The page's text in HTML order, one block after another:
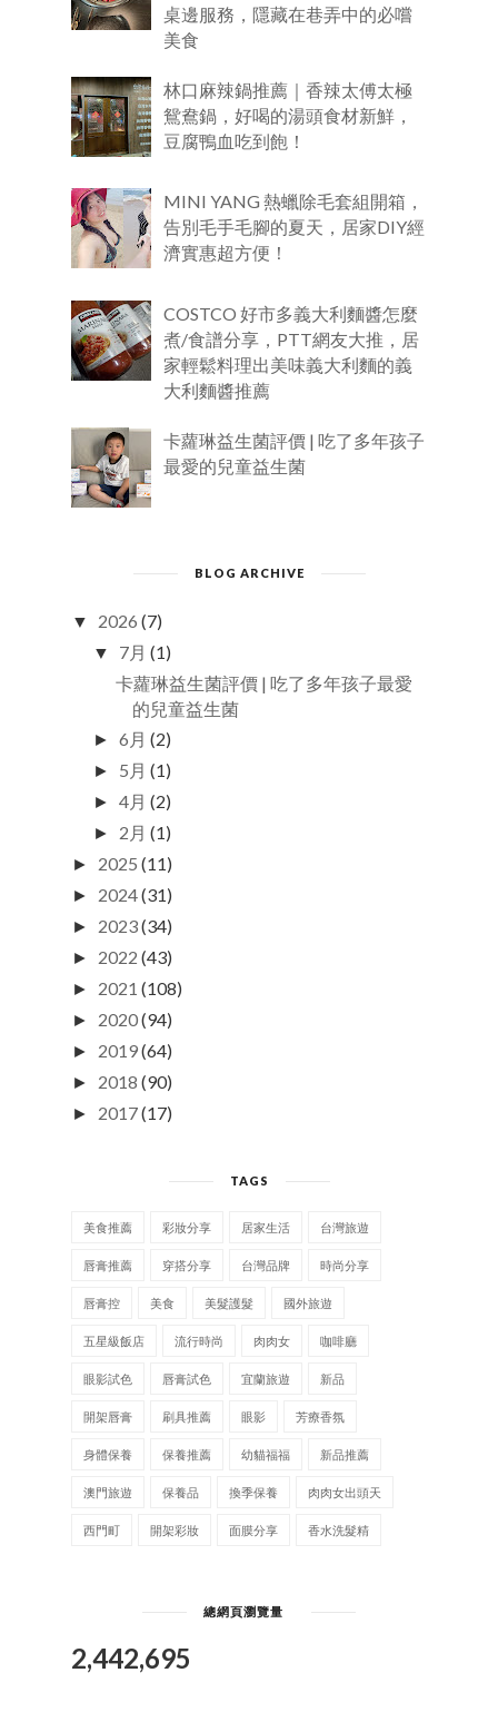
桌邊服務，隱藏在巷弄中的必嚐
美食
林口麻辣鍋推薦｜香辣太傅太極
鴛鴦鍋，好喝的湯頭食材新鮮，
豆腐鴨血吃到飽！
MINI YANG 熱蠟除毛套組開箱，
告別毛手毛腳的夏天，居家DIY經
濟實惠超方便！
COSTCO 好市多義大利麵醬怎麼
煮/食譜分享，PTT網友大推，居
家輕鬆料理出美味義大利麵的義
大利麵醬推薦
卡蘿琳益生菌評價 | 吃了多年孩子
最愛的兒童益生菌
BLOG ARCHIVE
▼ 2026 (7)
▼ 7月 (1)
卡蘿琳益生菌評價 | 吃了多年孩子最愛
的兒童益生菌
►6月 (2)
► 5月 (1)
►4月 (2)
► 2月 (1)
► 2025 (11)
► 2024(31)
► 2023(34)
► 2022 (43)
► 2021 (108)
► 2020(94)
► 2019(64)
► 2018 (90)
► 2017(17)
TAGS
美食推薦 彩妝分享 居家生活 台灣旅遊
唇膏推薦 穿搭分享 台灣品牌 時尚分享
唇膏控 美食 美髮護髮 國外旅遊
五星級飯店 流行時尚 肉肉女 咖啡廳
眼影試色 唇膏試色 宜蘭旅遊 新品
開架唇膏 刷具推薦 眼影 芳療香氛
身體保養 保養推薦 幼貓福福 新品推薦
澳門旅遊 保養品 換季保養 肉肉女出頭天
西門町 開架彩妝 面膜分享 香水洗髮精
總網頁瀏覽量
2,442,695